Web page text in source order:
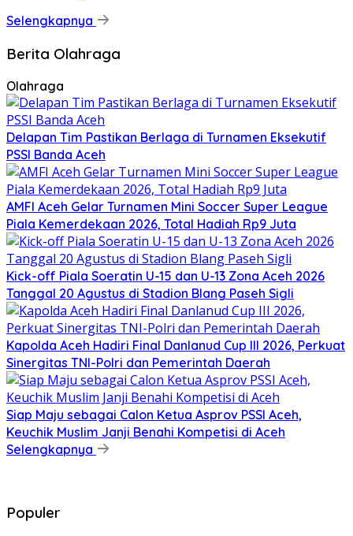
Selengkapnya
Berita Olahraga
Olahraga
Delapan Tim Pastikan Berlaga di Turnamen Eksekutif
PSSI Banda Aceh
AMFI Aceh Gelar Turnamen Mini Soccer Super League
Piala Kemerdekaan 2026, Total Hadiah Rp9 Juta
Kick-off Piala Soeratin U-15 dan U-13 Zona Aceh 2026
Tanggal 20 Agustus di Stadion Blang Paseh Sigli
Kapolda Aceh Hadiri Final Danlanud Cup III 2026, Perkuat
Sinergitas TNI-Polri dan Pemerintah Daerah
Siap Maju sebagai Calon Ketua Asprov PSSI Aceh,
Keuchik Muslim Janji Benahi Kompetisi di Aceh
Selengkapnya
Populer